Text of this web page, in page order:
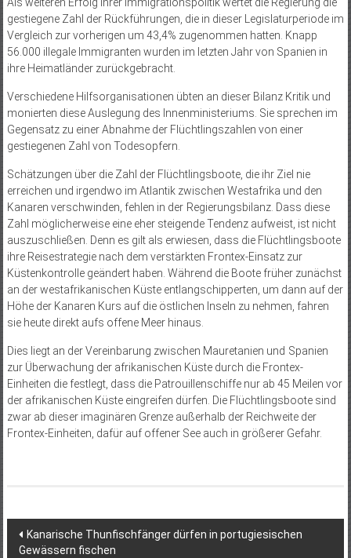
Als weiteren Erfolg ihrer Immigrationspolitik wertet die Regierung die
gestiegene Zahl der Rückführungen, die in dieser Legislaturperiode im
Vergleich zur vorherigen um 43,4% zugenommen hatten. Knapp
56.000 illegale Immigranten wurden im letzten Jahr von Spanien in
ihre Heimatländer zurückgebracht.
Verschiedene Hilfsorganisationen übten an dieser Bilanz Kritik und
monierten diese Auslegung des Innenministeriums. Sie sprechen im
Gegensatz zu einer Abnahme der Flüchtlingszahlen von einer
gestiegenen Zahl von Todesopfern.
Schätzungen über die Zahl der Flüchtlingsboote, die ihr Ziel nie
erreichen und irgendwo im Atlantik zwischen Westafrika und den
Kanaren verschwinden, fehlen in der Regierungsbilanz. Dass diese
Zahl möglicherweise eine eher steigende Tendenz aufweist, ist nicht
auszuschließen. Denn es gilt als erwiesen, dass die Flüchtlingsboote
ihre Reisestrategie nach dem verstärkten Frontex-Einsatz zur
Küstenkontrolle geändert haben. Während die Boote früher zu­nächst
an der westafrikanischen Küste entlangschipperten, um dann auf der
Höhe der Kanaren Kurs auf die östlichen Inseln zu nehmen, fahren
sie heute direkt aufs offene Meer hinaus.
Dies liegt an der Vereinbarung zwischen Mauretanien und Spanien
zur Überwachung der afrikanischen Küste durch die Frontex-
Einheiten die festlegt, dass die Patrouillenschiffe nur ab 45 Meilen vor
der afrikanischen Küste eingreifen dürfen. Die Flüchtlingsboote sind
zwar ab dieser imaginären Grenze außerhalb der Reichweite der
Frontex-Einheiten, dafür auf offener See auch in größerer Gefahr.
Beitragsnavigation
Kanarische Thunfischfänger dürfen in portugiesischen
Gewässern fischen